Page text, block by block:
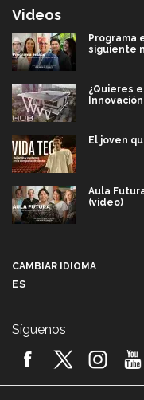
Videos
Programa
siguiente
¿Quieres
El joven
Aula
(video)
2026!
CAMBIAR IDIOMA
ES
Síguenos